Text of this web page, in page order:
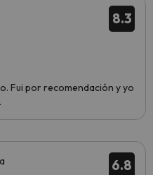
8.3
Fui por recomendación y yo
6.8